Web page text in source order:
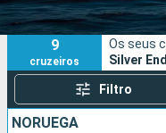
Portos
9
cruzeiros
Os seus
Silver
Filtro
NORUEGA